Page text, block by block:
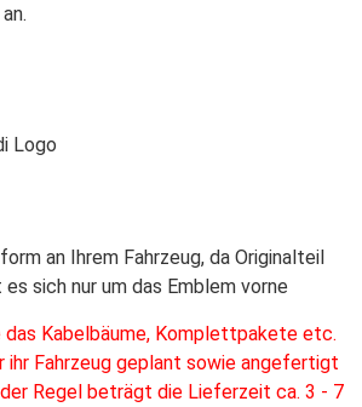
Logo
an Ihrem Fahrzeug, da Originalteil
sich nur um das Emblem vorne
Kabelbäume, Komplettpakete etc.
ihr Fahrzeug geplant sowie angefertigt
Regel beträgt die Lieferzeit ca. 3 - 7